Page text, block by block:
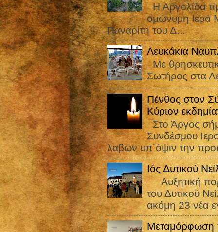
Η Αργολίδα
ομώνυμη Ιερά
Παναρίτη του Δ...
Λευκάκια
Με
Σωτήρος στα
Πένθος στον
Κύριον
Στο Άργος
Συνδέσμου
λαβών υπ΄όψιν την
Ιός Δυτικού
Αυξητική
του Δυτικού
ακόμη 23 νέα
Μεταμόρφωση